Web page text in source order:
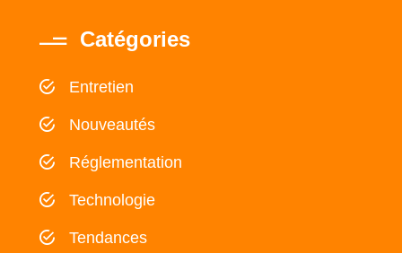
Catégories
Entretien
Nouveautés
Réglementation
Technologie
Tendances